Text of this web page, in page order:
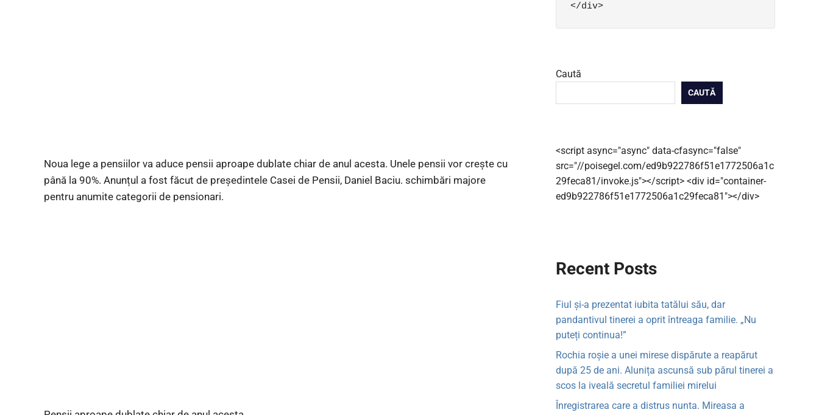
Noua lege a pensiilor va aduce pensii aproape dublate chiar de anul acesta. Unele pensii vor crește cu
până la 90%. Anunțul a fost făcut de președintele Casei de Pensii, Daniel Baciu. schimbări majore
pentru anumite categorii de pensionari.
</div>
Caută
CAUTĂ
<script async="async" data-cfasync="false"
src="//poisegel.com/ed9b922786f51e1772506a1c
29feca81/invoke.js"></script> <div id="container-
ed9b922786f51e1772506a1c29feca81"></div>
Recent Posts
Fiul și-a prezentat iubita tatălui său, dar
pandantivul tinerei a oprit întreaga familie. „Nu
puteți continua!”
Rochia roșie a unei mirese dispărute a reapărut
după 25 de ani. Alunița ascunsă sub părul tinerei a
scos la iveală secretul familiei mirelui
Înregistrarea care a distrus nunta. Mireasa a